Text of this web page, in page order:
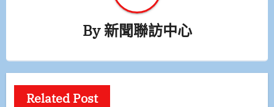
By新聞聯訪中心
Related Post